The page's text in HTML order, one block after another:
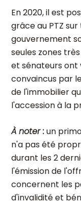
En 2020, il est
grâce au PTZ
gouvernement
seules zones
et sénateurs ont
convaincus par
de l'immobilier
l'accession à la
À noter :un
n'a pas été
durant les 2
l'émission de
concernent les
d'invalidité et